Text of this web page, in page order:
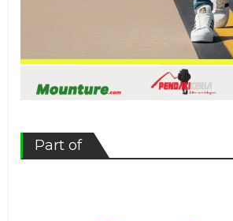
Part of